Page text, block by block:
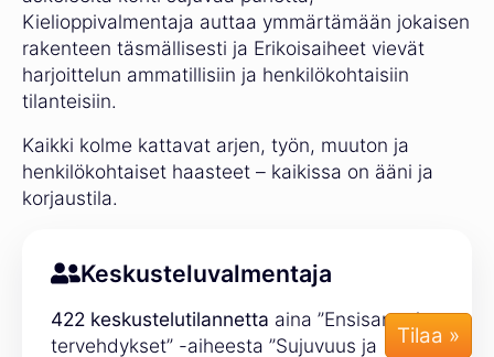
Kielioppivalmentaja auttaa ymmärtämään jokaisen
rakenteen täsmällisesti ja Erikoisaiheet vievät
harjoittelun ammatillisiin ja henkilökohtaisiin
tilanteisiin.
Kaikki kolme kattavat arjen, työn, muuton ja
henkilökohtaiset haasteet – kaikissa on ääni ja
korjaustila.
Keskusteluvalmentaja
422 keskustelutilannetta aina ”Ensisanat ja
tervehdykset” -aiheesta ”Sujuvuus ja